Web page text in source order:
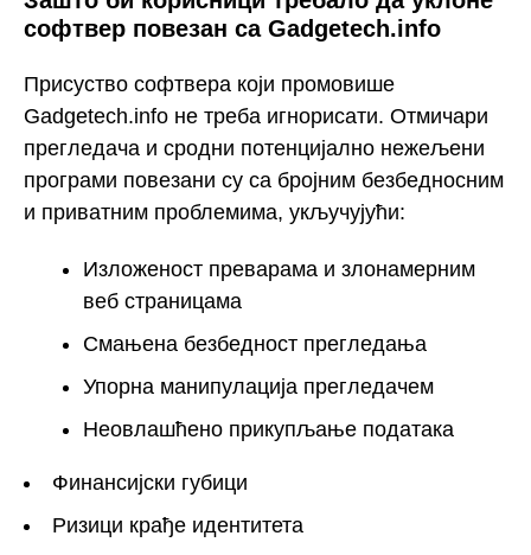
софтвер повезан са Gadgetech.info
Присуство софтвера који промовише
Gadgetech.info не треба игнорисати. Отмичари
прегледача и сродни потенцијално нежељени
програми повезани су са бројним безбедносним
и приватним проблемима, укључујући:
Изложеност преварама и злонамерним
веб страницама
Смањена безбедност прегледања
Упорна манипулација прегледачем
Неовлашћено прикупљање података
Финансијски губици
Ризици крађе идентитета